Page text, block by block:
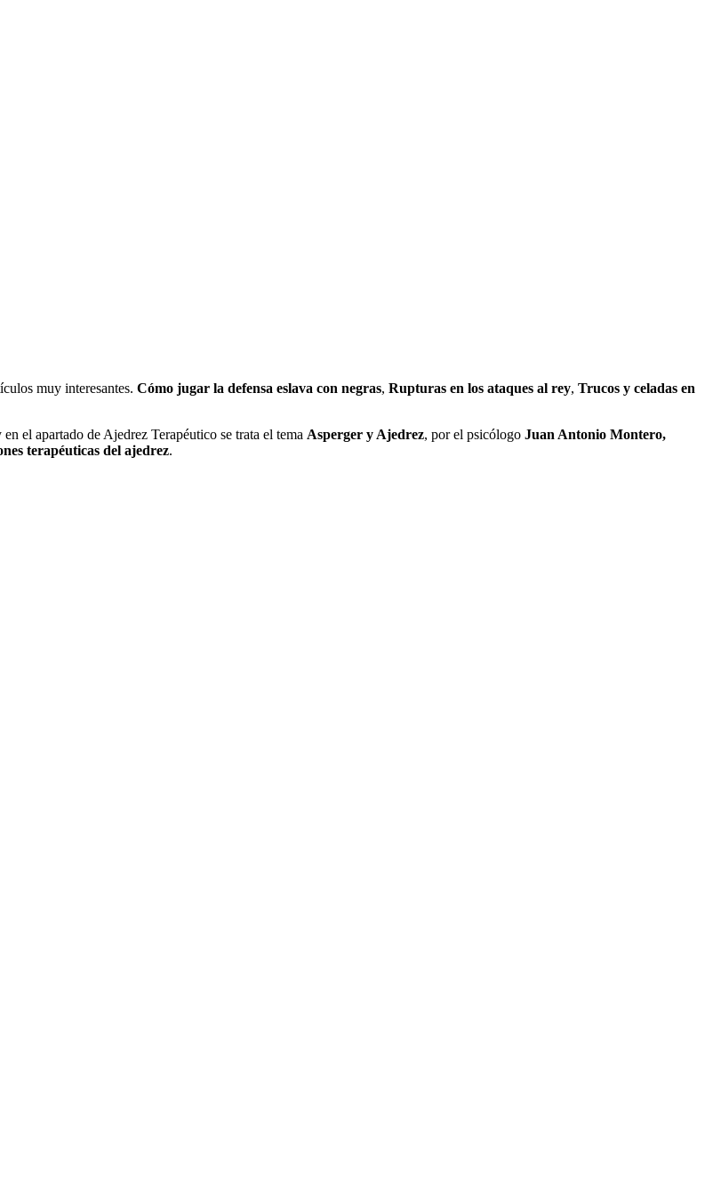
muy interesantes. Cómo jugar la defensa eslava con negras, Rupturas en los ataques al rey, Trucos y celadas en
en el apartado de Ajedrez Terapéutico se trata el tema Asperger y Ajedrez, por el psicólogo Juan Antonio Montero,
terapéuticas del ajedrez.